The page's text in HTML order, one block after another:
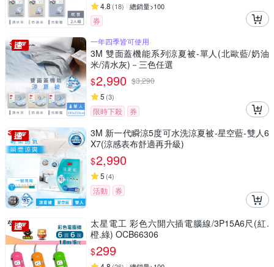
4.8 (18) 總銷量>100
券
一年四季皆可使用
3M 雙面蓋機能系列涼夏被-單人(北歐藍/奶油
米/清水灰)－三色任選
$2,990 $3,290
5 (3)
限時下殺 券
3M 新一代瞬涼5度可水洗涼夏被-星空藍-雙人6
X7(涼感表布舒適再升級)
$2,990
5 (4)
活動 券
太星電工 彩色六開六插電腦線/3P15A6尺(紅.
橙.綠) OCB66306
$299